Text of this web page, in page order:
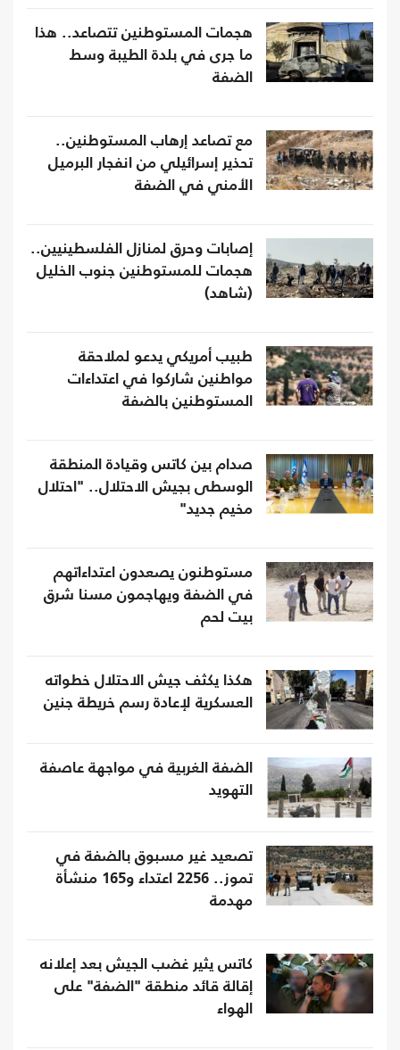
هجمات المستوطنين تتصاعد.. هذا
ما جرى في بلدة الطيبة وسط
الضفة
مع تصاعد إرهاب المستوطنين..
تحذير إسرائيلي من انفجار البرميل
الأمني في الضفة
إصابات وحرق لمنازل الفلسطينيين..
هجمات للمستوطنين جنوب الخليل
(شاهد)
طبيب أمريكي يدعو لملاحقة
مواطنين شاركوا في اعتداءات
المستوطنين بالضفة
صدام بين كاتس وقيادة المنطقة
الوسطى بجيش الاحتلال.. "احتلال
مخيم جديد"
مستوطنون يصعدون اعتداءاتهم
في الضفة ويهاجمون مسنا شرق
بيت لحم
هكذا يكثف جيش الاحتلال خطواته
العسكرية لإعادة رسم خريطة جنين
الضفة الغربية في مواجهة عاصفة
التهويد
تصعيد غير مسبوق بالضفة في
تموز.. 2256 اعتداء و165 منشأة
مهدمة
كاتس يثير غضب الجيش بعد إعلانه
إقالة قائد منطقة "الضفة" على
الهواء